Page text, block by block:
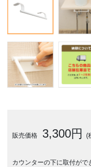
販売価格 3,300円 (
カウンターの下に取付がで